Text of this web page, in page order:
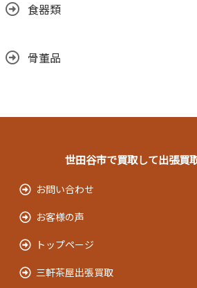
食器類
骨董品
世田谷市で買取して出張買
お問い合わせ
お客様の声
トップページ
三軒茶屋出張買取